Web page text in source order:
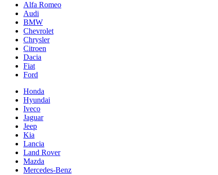
Alfa Romeo
Audi
BMW
Chevrolet
Chrysler
Citroen
Dacia
Fiat
Ford
Honda
Hyundai
Iveco
Jaguar
Jeep
Kia
Lancia
Land Rover
Mazda
Mercedes-Benz